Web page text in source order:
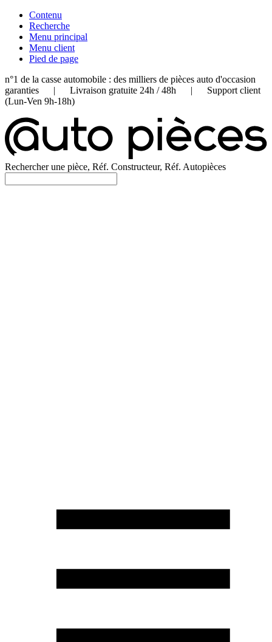
Contenu
Recherche
Menu principal
Menu client
Pied de page
n°1 de la casse automobile : des milliers de pièces auto d'occasion
garanties | Livraison gratuite 24h / 48h | Support client
(Lun-Ven 9h-18h)
Rechercher une pièce, Réf. Constructeur, Réf. Autopièces